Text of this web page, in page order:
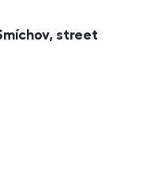
street